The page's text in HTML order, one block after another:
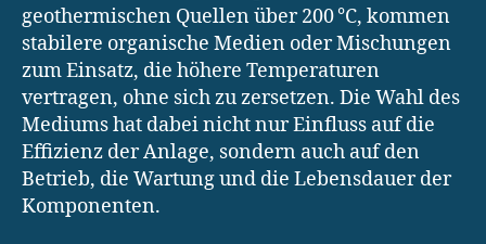
geothermischen Quellen über 200 °C, kommen
stabilere organische Medien oder Mischungen
zum Einsatz, die höhere Temperaturen
vertragen, ohne sich zu zersetzen. Die Wahl des
Mediums hat dabei nicht nur Einfluss auf die
Effizienz der Anlage, sondern auch auf den
Betrieb, die Wartung und die Lebensdauer der
Komponenten.